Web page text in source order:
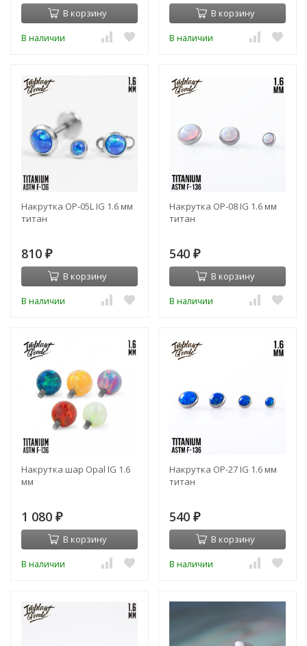
В корзину
В наличии
В корзину
В наличии
Накрутка OP-05L IG 1.6 мм
титан
810 ₽
В корзину
В наличии
Накрутка OP-08 IG 1.6 мм
титан
540 ₽
В корзину
В наличии
Накрутка шар Opal IG 1.6
мм
1 080 ₽
В корзину
В наличии
Накрутка OP-27 IG 1.6 мм
титан
540 ₽
В корзину
В наличии